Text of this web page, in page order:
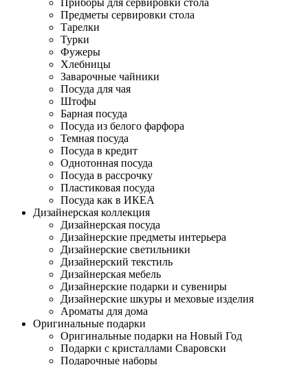
Приборы для сервировки стола
Предметы сервировки стола
Тарелки
Турки
Фужеры
Хлебницы
Заварочные чайники
Посуда для чая
Штофы
Барная посуда
Посуда из белого фарфора
Темная посуда
Посуда в кредит
Однотонная посуда
Посуда в рассрочку
Пластиковая посуда
Посуда как в ИКЕА
Дизайнерская коллекция
Дизайнерская посуда
Дизайнерские предметы интерьера
Дизайнерские светильники
Дизайнерский текстиль
Дизайнерская мебель
Дизайнерские подарки и сувениры
Дизайнерские шкуры и меховые изделия
Ароматы для дома
Оригинальные подарки
Оригинальные подарки на Новый Год
Подарки с кристаллами Сваровски
Подарочные наборы